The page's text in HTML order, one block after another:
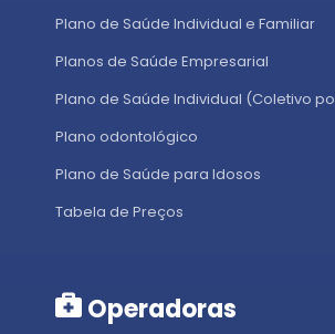
Plano de Saúde Individual e Familiar
Planos de Saúde Empresarial
Plano de Saúde Individual (Coletivo
Plano odontológico
Plano de Saúde para Idosos
Tabela de Preços
Operadoras